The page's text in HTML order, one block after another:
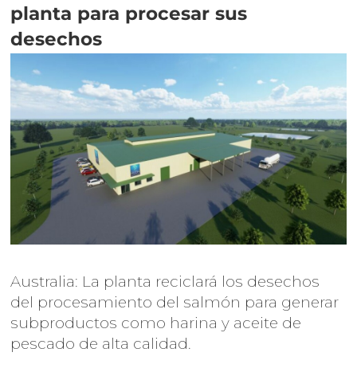
planta para procesar sus
desechos
Australia: La planta reciclará los desechos
del procesamiento del salmón para generar
subproductos como harina y aceite de
pescado de alta calidad.